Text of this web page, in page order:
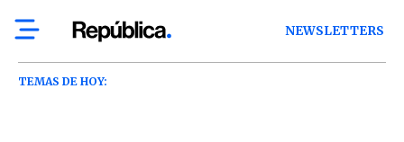
NEWSLETTERS
TEMAS DE HOY: